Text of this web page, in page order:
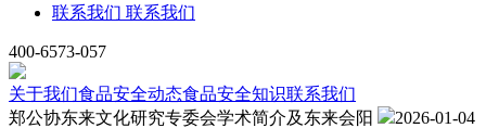
联系我们 联系我们
400-6573-057
关于我们食品安全动态食品安全知识联系我们
郑公协东来文化研究专委会学术简介及东来会阳
2026-01-04